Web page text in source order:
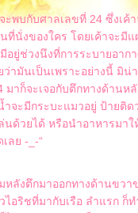
ะพบกับศาลเลขที่ 24 ซึ่งเ
ที่นั่งของใคร โดยเค้าจะมี
อยู่ช่วงนึงที่การระบายอา
ามันเป็นเพราะอย่างนี้ มิน่
มาก็จะเจอกับตึกทางด้านห
จะมีกระบะแมวอยู่ ป้ายติด
ด้วยได้ หรือนำอาหารมา
ลย -_-“
หลังตึกมาออกทางด้านข
อริชที่มากับเรือ ลำแรก ก็